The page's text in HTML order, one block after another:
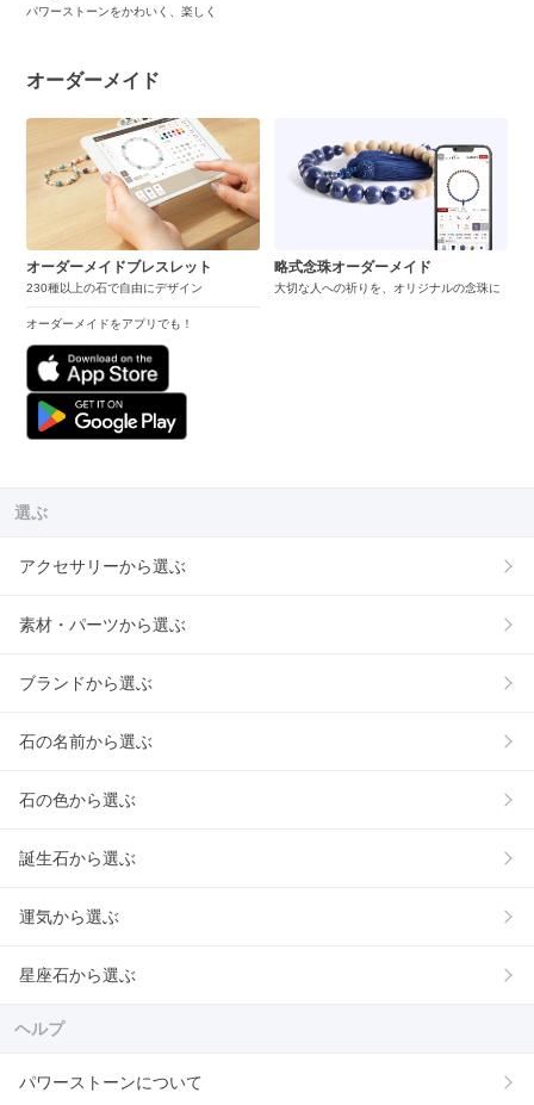
パワーストーンをかわいく、楽しく
オーダーメイド
オーダーメイドブレスレット
230種以上の石で自由にデザイン
オーダーメイドをアプリでも！
略式念珠オーダーメイド
大切な人への祈りを、オリジナルの念珠に
選ぶ
アクセサリーから選ぶ
素材・パーツから選ぶ
ブランドから選ぶ
石の名前から選ぶ
石の色から選ぶ
誕生石から選ぶ
運気から選ぶ
星座石から選ぶ
ヘルプ
パワーストーンについて